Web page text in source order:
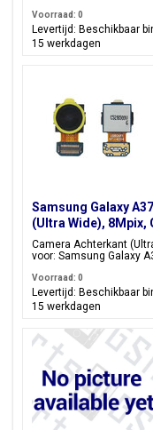
Voorraad: 0
Levertijd: Beschikbaar
15 werkdagen
Samsung Galaxy
(Ultra Wide), 8Mpix,
Camera Achterkant
voor: Samsung Galaxy
Voorraad: 0
Levertijd: Beschikbaar
15 werkdagen